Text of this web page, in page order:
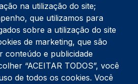
390 100
na utilização do site;
que utilizamos para
sobre a utilização do site
de marketing, que são
conteúdo e publicidade
“ACEITAR TODOS”, você
de todos os cookies. Você